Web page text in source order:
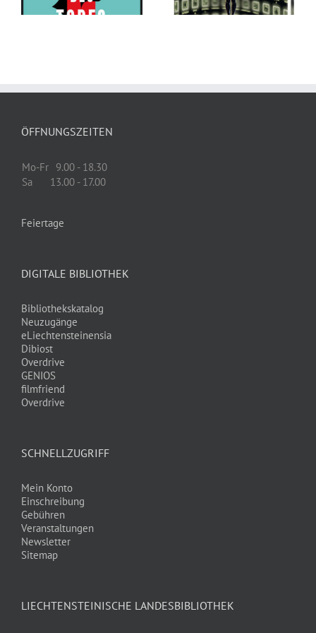
Tauber, Timo
Grubing
Langsdorf
ÖFFNUNGSZEITEN
Mo-Fr 9.00 - 18.30
Sa
13.00 - 17.00
Feiertage
DIGITALE BIBLIOTHEK
Bibliothekskatalog
Neuzugänge
eLiechtensteinensia
Dibiost
Overdrive
GENIOS
filmfriend
Overdrive
SCHNELLZUGRIFF
Mein Konto
Einschreibung
Gebühren
Veranstaltungen
Newsletter
Sitemap
LIECHTENSTEINISCHE LANDESBIBLIOTHEK